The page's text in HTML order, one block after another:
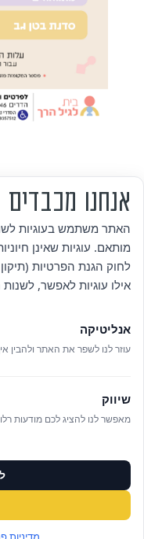
לפרטים
אזור אישי
מדיניות פרטיות
הצהרת נגישות
ניהול עוגיות
אנחנו
האתר משתמש בעוגיות לשם
מותאם. עוגיות שאינן
אילו עוגיות לאפשר,
אנליטיקה
עוזר לנו לשפר את האתר ולהבין
שיווק
מאפשר לנו להציג לכם מודעות